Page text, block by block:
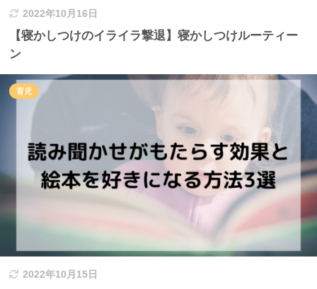
2022年10月16日
【寝かしつけのイライラ撃退】寝かしつけルーティー
ン
2022年10月15日
育児